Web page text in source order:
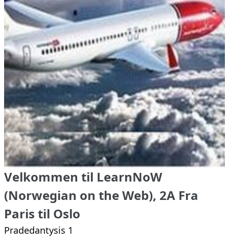
Velkommen til LearnNoW
(Norwegian on the Web), 2A Fra
Paris til Oslo
Pradedantysis 1